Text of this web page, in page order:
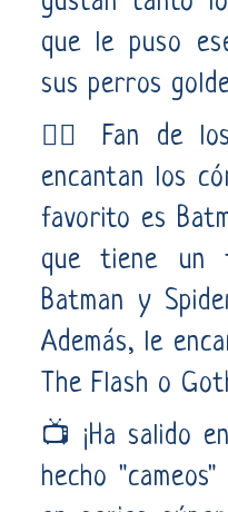
que le puso
sus perros
🦸‍♂️ Fan de
encantan los
favorito es
que tiene un
Batman y
Además, le
The Flash o
📺 ¡Ha salido
hecho